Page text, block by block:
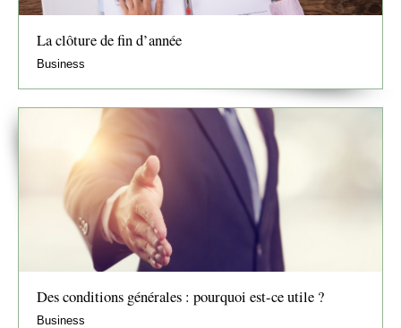
La clôture de fin d’année
Business
Des conditions générales : pourquoi est-ce utile ?
Business